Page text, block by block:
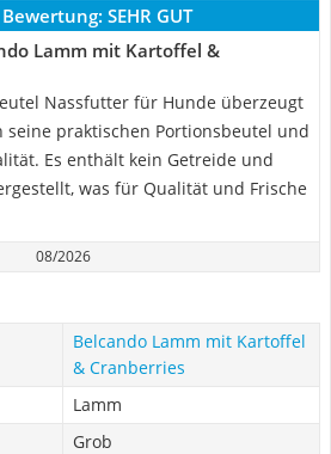
SEHR GUT
Lamm mit Kartoffel &
Nassfutter für Hunde überzeugt
seine praktischen Portionsbeutel und
Es enthält kein Getreide und
was für Qualität und Frische
08/2026
Belcando Lamm mit Kartoffel
& Cranberries
Lamm
Grob